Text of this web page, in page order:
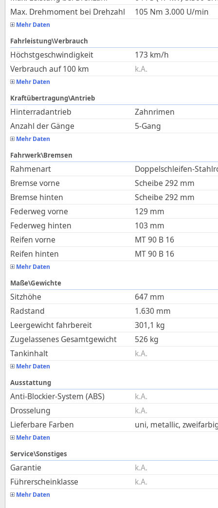
Max. Drehmoment bei Drehzahl
105 Nm 3.000 U/min
Mehr Daten
Fahrleistung\Verbrauch
Höchstgeschwindigkeit 173 km/h
Verbrauch auf 100 km
k.A.
Mehr Daten
Kraftübertragung\Antrieb
Hinterradantrieb
Zahnrimen
Anzahl der Gänge
5-Gang
Mehr Daten
Fahrwerk\Bremsen
Rahmenart
Doppelschleifen-
Bremse vorne
Scheibe 292 mm
Bremse hinten
Scheibe 292 mm
Federweg vorne
129 mm
Federweg hinten
103 mm
Reifen vorne
MT 90 B 16
Reifen hinten
MT 90 B 16
Mehr Daten
Maße\Gewichte
Sitzhöhe 647 mm
Radstand
1.630 mm
Leergewicht fahrbereit
301,1 kg
Zugelassenes Gesamtgewicht
526 kg
Tankinhalt
k.A.
Mehr Daten
Ausstattung
Anti-Blockier-System (ABS)
k.A.
Drosselung
k.A.
Lieferbare Farben
uni, metallic,
Mehr Daten
Service\Sonstiges
Garantie
k.A.
Führerscheinklasse
k.A.
Mehr Daten